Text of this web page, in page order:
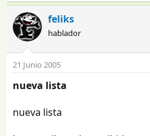
feliks
hablador
21 Junio 2005
nueva lista
nueva lista